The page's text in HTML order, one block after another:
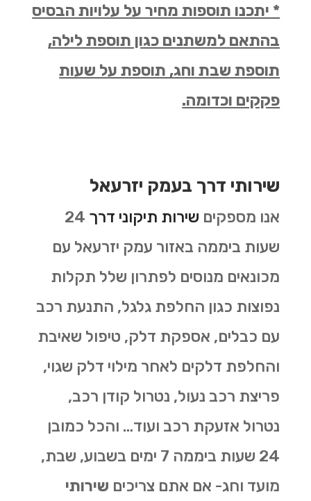
* יתכנו תוספות מחיר על עלויות הבסיס
בהתאם למשתנים כגון תוספת לילה,
תוספת שבת וחג, תוספת על שעות
פקקים וכדומה.
שירותי דרך בעמק יזרעאל
אנו מספקים שירות תיקוני דרך 24
שעות ביממה באזור עמק יזרעאל עם
מכונאים מנוסים לפתרון שלל תקלות
נפוצות כגון החלפת גלגל, התנעת רכב
עם כבלים, אספקת דלק, טיפול שאיבת
והחלפת דלקים לאחר מילוי דלק שגוי,
פריצת רכב נעול, נטרול קודן רכב,
נטרול אזעקת רכב ועוד… והכל כמובן
24 שעות ביממה 7 ימים בשבוע, שבת,
מועד וחג- אם אתם צריכים שירותי